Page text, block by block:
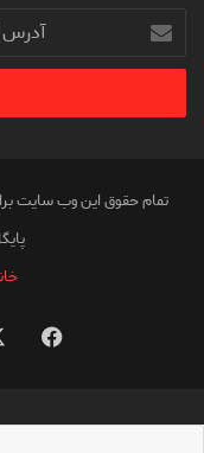
آدرس
ایمیل
خود
وارد
تمام حقوق این وب سایت